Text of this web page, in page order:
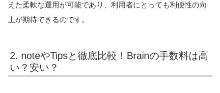
えた柔軟な運用が可能であり、利用者にとっても利便性の向
上が期待できるのです。
2. noteやTipsと徹底比較！Brainの手数料は高
い？安い？